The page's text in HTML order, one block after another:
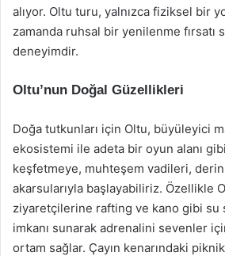
alıyor. Oltu turu, yalnızca fiziksel bir
zamanda ruhsal bir yenilenme fırsatı
deneyimdir.
Oltu’nun Doğal Güzellikleri
Doğa tutkunları için Oltu, büyüleyici
ekosistemi ile adeta bir oyun alanı
keşfetmeye, muhteşem vadileri, derin
akarsularıyla başlayabiliriz. Özellikle
ziyaretçilerine rafting ve kano gibi su
imkanı sunarak adrenalini sevenler
ortam sağlar. Çayın kenarındaki